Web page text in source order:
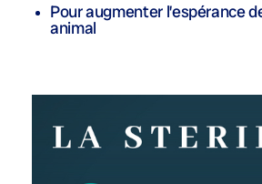
Pour augmenter l’espérance
animal